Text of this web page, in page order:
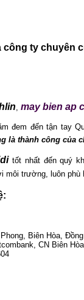
công ty chuyên
may bien ap
đem đến tận tay
là thành công của
tốt nhất đến quý
môi trường, luôn
Biên Hòa,
CN Biên